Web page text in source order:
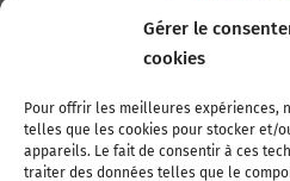
Gérer le
cookies
Pour offrir les meilleures expériences,
telles que les cookies pour stocker et/
appareils. Le fait de consentir à ces
traiter des données telles que le
Association Nationale
22, boulevard de la
75007 Paris